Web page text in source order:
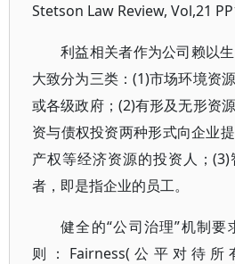
Stetson Law Review, Vol,21
利益相关者作为公司赖以
大致分为三类：(1)市场环境资
或各级政府；(2)有形及无形资
资与债权投资两种形式向企业
产权等经济资源的投资人；
者，即是指企业的员工。
健全的“公司治理”机制
则：Fairness(公平对待所